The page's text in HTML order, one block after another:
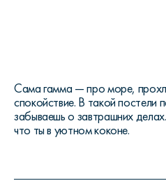
Сама гамма — про море,
спокойствие. В такой постели
забываешь о завтрашних
что ты в уютном коконе.